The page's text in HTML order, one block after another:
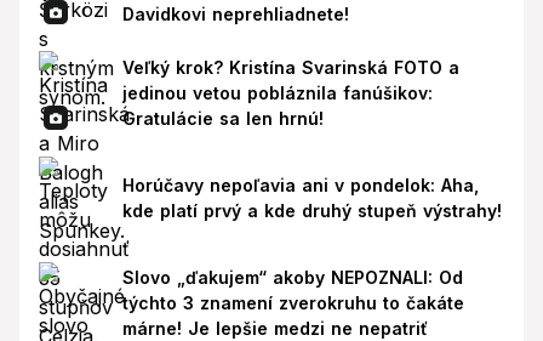
Davidkovi neprehliadnete!
Veľký krok? Kristína Svarinská FOTO a
jedinou vetou pobláznila fanúšikov:
Gratulácie sa len hrnú!
Horúčavy nepoľavia ani v pondelok: Aha,
kde platí prvý a kde druhý stupeň výstrahy!
Slovo „ďakujem“ akoby NEPOZNALI: Od
týchto 3 znamení zverokruhu to čakáte
márne! Je lepšie medzi ne nepatriť